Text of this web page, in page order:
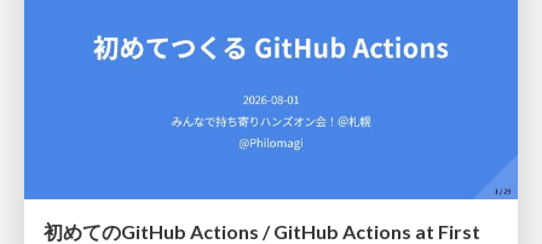
初めてのGitHub Actions / GitHub Actions at First